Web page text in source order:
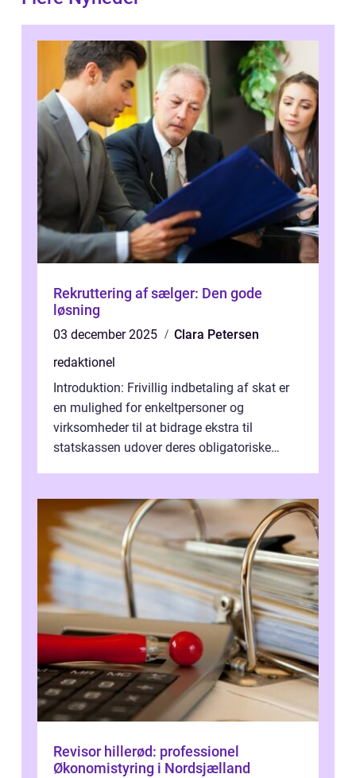
Rekruttering af sælger: Den gode
løsning
03 december 2025
Clara Petersen
redaktionel
Introduktion: Frivillig indbetaling af skat er
en mulighed for enkeltpersoner og
virksomheder til at bidrage ekstra til
statskassen udover deres obligatoriske
Revisor hillerød: professionel
Økonomistyring i Nordsjælland